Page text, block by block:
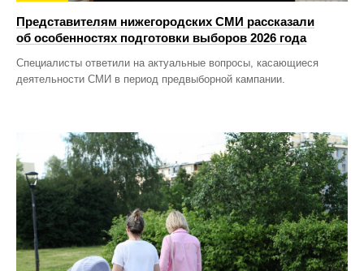
Представителям нижегородских СМИ рассказали
об особенностях подготовки выборов 2026 года
Специалисты ответили на актуальные вопросы, касающиеся
деятельности СМИ в период предвыборной кампании.